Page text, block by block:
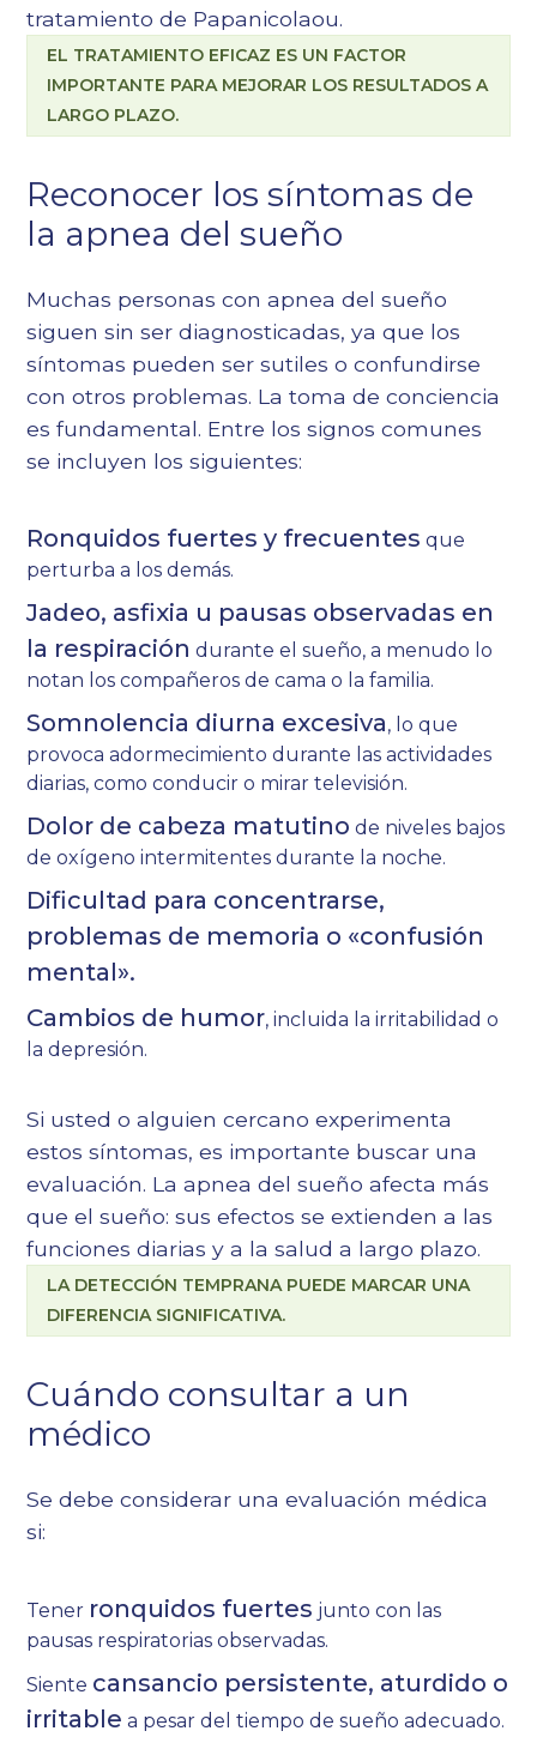
tratamiento de Papanicolaou.
EL TRATAMIENTO EFICAZ ES UN FACTOR
IMPORTANTE PARA MEJORAR LOS RESULTADOS A
LARGO PLAZO.
Reconocer los síntomas de
la apnea del sueño
Muchas personas con apnea del sueño
siguen sin ser diagnosticadas, ya que los
síntomas pueden ser sutiles o confundirse
con otros problemas. La toma de conciencia
es fundamental. Entre los signos comunes
se incluyen los siguientes:
Ronquidos fuertes y frecuentes que
perturba a los demás.
Jadeo, asfixia u pausas observadas en
la respiración durante el sueño, a menudo lo
notan los compañeros de cama o la familia.
Somnolencia diurna excesiva, lo que
provoca adormecimiento durante las actividades
diarias, como conducir o mirar televisión.
Dolor de cabeza matutino de niveles bajos
de oxígeno intermitentes durante la noche.
Dificultad para concentrarse,
problemas de memoria o «confusión
mental».
Cambios de humor, incluida la irritabilidad o
la depresión.
Si usted o alguien cercano experimenta
estos síntomas, es importante buscar una
evaluación. La apnea del sueño afecta más
que el sueño: sus efectos se extienden a las
funciones diarias y a la salud a largo plazo.
LA DETECCIÓN TEMPRANA PUEDE MARCAR UNA
DIFERENCIA SIGNIFICATIVA.
Cuándo consultar a un
médico
Se debe considerar una evaluación médica
si:
Tener ronquidos fuertes junto con las
pausas respiratorias observadas.
Siente cansancio persistente, aturdido o
irritable a pesar del tiempo de sueño adecuado.